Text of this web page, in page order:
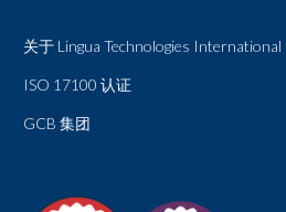
关于 Lingua Technologies International
ISO 17100 认证
GCB 集团